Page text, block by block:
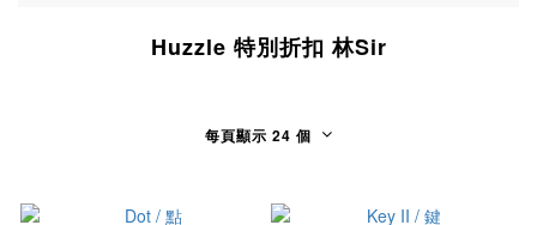
Huzzle 特別折扣 林Sir
每頁顯示 24 個